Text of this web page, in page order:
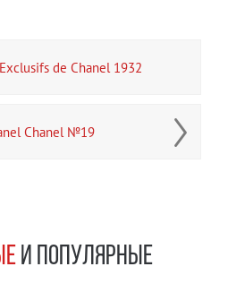
de Chanel 1932
Chanel №19
И ПОПУЛЯРНЫЕ